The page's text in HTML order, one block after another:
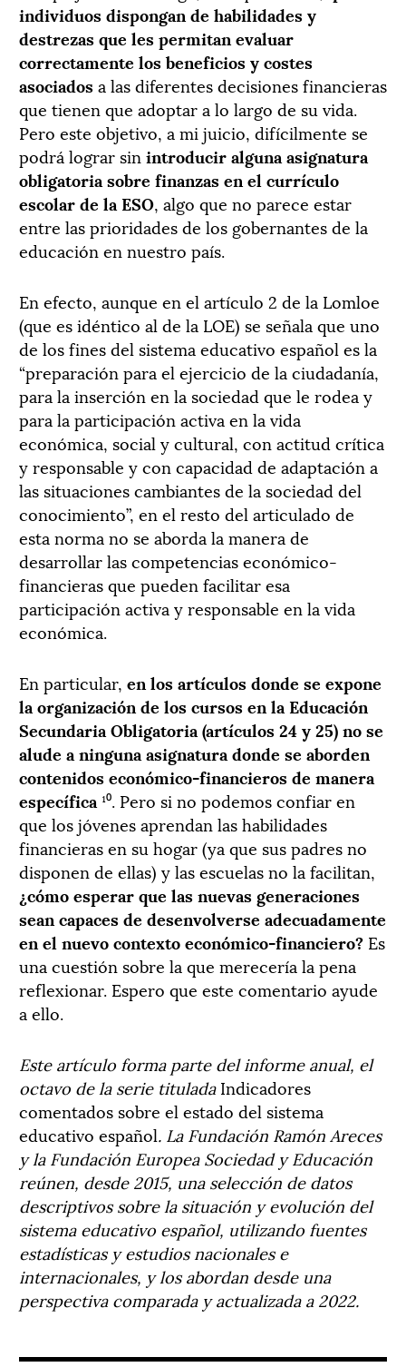
individuos dispongan de habilidades y
destrezas que les permitan evaluar
correctamente los beneficios y costes
asociadosa las diferentes decisiones financieras
que tienen que adoptar a lo largo de su vida.
Pero este objetivo, a mi juicio, difícilmente se
podrá lograr sinintroducir alguna asignatura
obligatoria sobre finanzas en el currículo
escolar de la ESO, algo que no parece estar
entre las prioridades de los gobernantes de la
educación en nuestro país.
En efecto, aunque en el artículo 2 de la Lomloe
(que es idéntico al de la LOE) se señala que uno
de los fines del sistema educativo español es la
“preparación para el ejercicio de la ciudadanía,
para la inserción en la sociedad que le rodea y
para la participación activa en la vida
económica, social y cultural, con actitud crítica
y responsable y con capacidad de adaptación a
las situaciones cambiantes de la sociedad del
conocimiento”, en el resto del articulado de
esta norma no se aborda la manera de
desarrollar las competencias económico-
financieras que pueden facilitar esa
participación activa y responsable en la vida
económica.
En particular, en los artículos donde se expone
la organización de los cursos en la Educación
Secundaria Obligatoria (artículos 24 y 25) no se
alude a ninguna asignatura donde se aborden
contenidos económico-financieros de manera
específica¹⁰. Pero si no podemos confiar en
que los jóvenes aprendan las habilidades
financieras en su hogar (ya que sus padres no
disponen de ellas) y las escuelas no la facilitan,
¿cómo esperar que las nuevas generaciones
sean capaces de desenvolverse adecuadamente
en el nuevo contexto económico-financiero? Es
una cuestión sobre la que merecería la pena
reflexionar. Espero que este comentario ayude
a ello.
Este artículo forma parte del informe anual, el
octavo de la serie tituladaIndicadores
comentados sobre el estado del sistema
educativo español. La Fundación Ramón Areces
y la Fundación Europea Sociedad y Educación
reúnen, desde 2015, una selección de datos
descriptivos sobre la situación y evolución del
sistema educativo español, utilizando fuentes
estadísticas y estudios nacionales e
internacionales, y los abordan desde una
perspectiva comparada y actualizada a 2022.